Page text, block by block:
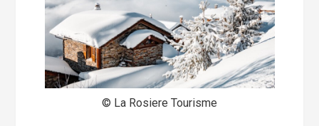
© La Rosiere Tourisme